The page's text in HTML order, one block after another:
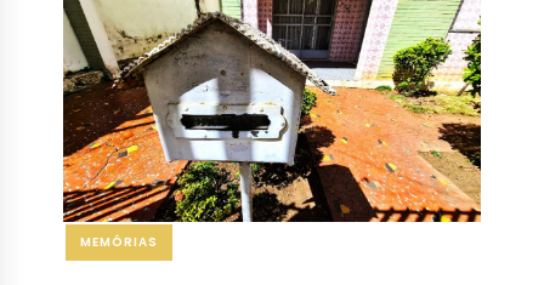
MEMÓRIAS